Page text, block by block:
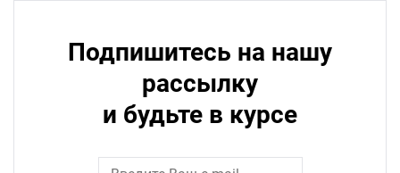
Подпишитесь на нашу
рассылку
и будьте в курсе